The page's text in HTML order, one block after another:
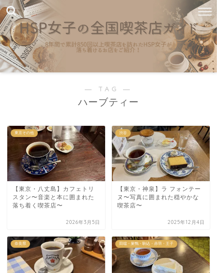
― TAG ―
ハーブティー
東京その他
【東京・八丈島】カフェトリ
スタン〜音楽と本に囲まれた
落ち着く喫茶店〜
2026年3月5日
渋谷
【東京・神泉】ラ フォンテー
ヌ〜写真に囲まれた穏やかな
喫茶店〜
2025年12月4日
奈良県 田端・巣鴨・駒込・赤羽・王子